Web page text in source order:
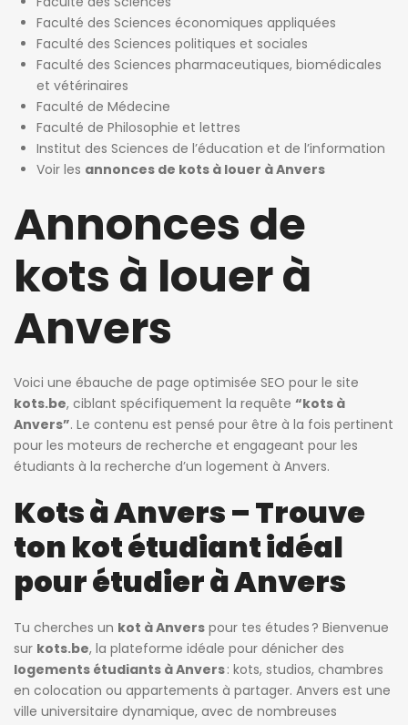
Faculté des Sciences économiques appliquées
Faculté des Sciences politiques et sociales
Faculté des Sciences pharmaceutiques, biomédicales
et vétérinaires
Faculté de Médecine
Faculté de Philosophie et lettres
Institut des Sciences de l’éducation et de l’information
Voir les annonces de kots à louer à Anvers
Annonces de
kots à louer à
Anvers
Voici une ébauche de page optimisée SEO pour le site
kots.be, ciblant spécifiquement la requête “kots à
Anvers”. Le contenu est pensé pour être à la fois pertinent
pour les moteurs de recherche et engageant pour les
étudiants à la recherche d’un logement à Anvers.
Kots à Anvers – Trouve
ton kot étudiant idéal
pour étudier à Anvers
Tu cherches un kot à Anvers pour tes études ? Bienvenue
sur kots.be, la plateforme idéale pour dénicher des
logements étudiants à Anvers: kots, studios, chambres
en colocation ou appartements à partager. Anvers est une
ville universitaire dynamique, avec de nombreuses
de Ghellinck
ago
Chambre chez l’habitant
Killian Sdao
Studios meublés à louer – Résidence Ustel – Boulevard Poincaré, 76 – Anderlecht – à partir de 720 € charges incluses